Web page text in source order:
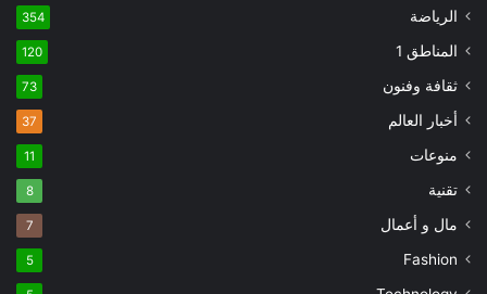
الرياضة 354
المناطق 1 120
ثقافة وفنون 73
أخبار العالم 37
منوعات 11
تقنية 8
مال و أعمال 7
Fashion
5